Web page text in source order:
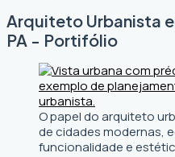
Arquiteto Urbanista
PA - Portifólio
O papel do arquiteto
de cidades modernas,
funcionalidade e